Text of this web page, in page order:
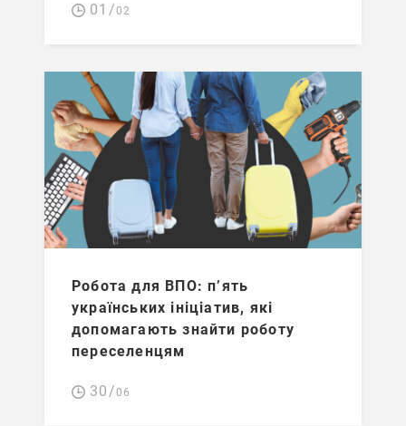
01/02
Робота для ВПО: п’ять
українських ініціатив, які
допомагають знайти роботу
переселенцям
30/06